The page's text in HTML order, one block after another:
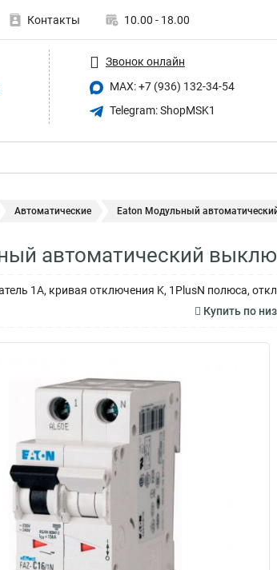
Контакты 10.00 - 18.00
Звонок онлайн
MAX: +7 (936) 132-34-54
Telegram: ShopMSK1
Автоматические Eaton Модульный
автоматический
1А, кривая отключения K, 1PlusN полюса,
Купить по